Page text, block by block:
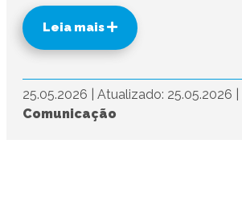
Leia mais
25.05.2026 Atualizado: 25.05.2026
Comunicação